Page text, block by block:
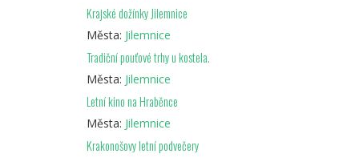
Krajské dožínky Jilemnice
Města: Jilemnice
Tradiční pouťové trhy u kostela.
Města: Jilemnice
Letní kino na Hraběnce
Města: Jilemnice
Krakonošovy letní podvečery